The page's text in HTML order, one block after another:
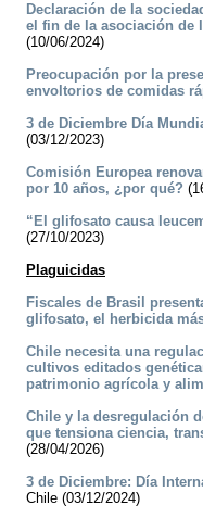
Declaración de la
el fin de la asociación de
(10/06/2024)
Preocupación por la
envoltorios de comidas
3 de Diciembre Día
(03/12/2023)
Comisión Europea
por 10 años, ¿por qué?
“El glifosato causa
(27/10/2023)
Plaguicidas
Fiscales de Brasil
glifosato, el herbicida
Chile necesita una
cultivos editados
patrimonio agrícola y
Chile y la desregulación
que tensiona ciencia,
(28/04/2026)
3 de Diciembre: Día
Chile (03/12/2024)